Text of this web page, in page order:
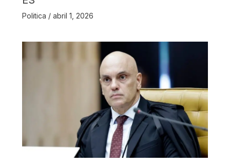
Politica / abril 1, 2026